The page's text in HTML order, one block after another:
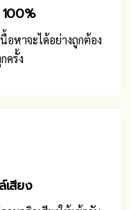
อหาจะได้อย่างถูกต้อง
ครั้ง
เสียง